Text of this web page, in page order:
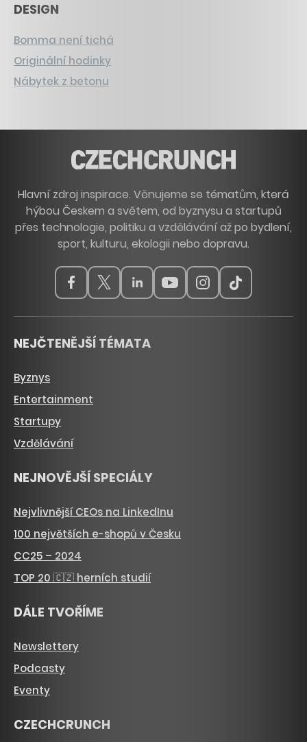
DESIGN
Bomma není tichá
Originální hodinky
Nábytek z betonu
Hlavní zdroj inspirace. Věnujeme se tématům, která
hýbou Českem a světem, od byznysu a startupů
přes technologie, politiku a vzdělávání až po bydlení,
sport, kulturu, ekologii nebo dopravu.
NEJČTENĚJŠÍ TÉMATA
Byznys
Entertainment
Startupy
Vzdělávání
NEJNOVĚJŠÍ SPECIÁLY
Nejvlivnější CEOs na LinkedInu
100 největších e-shopů v Česku
CC25 – 2024
TOP 20 🇨🇿 herních studií
DÁLE TVOŘÍME
Newslettery
Podcasty
Eventy
CZECHCRUNCH